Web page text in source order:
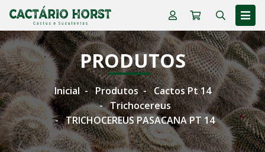
PRODUTOS
Inicial Produtos
Cactos Pt 14
Trichocereus
TRICHOCEREUS PASACANA PT 14